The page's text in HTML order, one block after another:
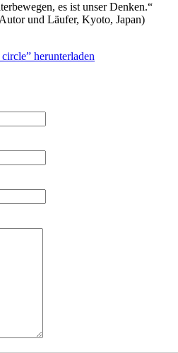
es ist unser Denken.“
und Läufer, Kyoto, Japan)
herunterladen